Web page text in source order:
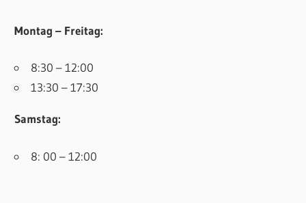
Montag – Freitag:
8:30 – 12:00
13:30 – 17:30
Samstag:
8: 00 – 12:00